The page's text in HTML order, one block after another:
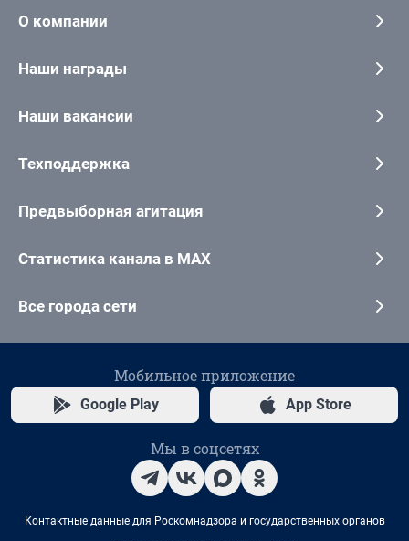
О компании
Наши награды
Наши вакансии
Техподдержка
Предвыборная агитация
Статистика канала в MAX
Все города сети
Мобильное приложение
Google Play App Store
Мы в соцсетях
Контактные данные для Роскомнадзора и государственных органов